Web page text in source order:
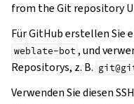
from the Git repository
Für GitHub erstellen Sie
weblate-bot , und
Repositorys, z. B.
Verwenden Sie diesen